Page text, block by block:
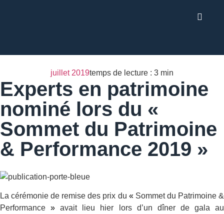
juillet 2019temps de lecture : 3 min
Experts en patrimoine
nominé lors du «
Sommet du Patrimoine
& Performance 2019 »
La cérémonie de remise des prix du « Sommet du Patrimoine &
Performance» avait lieu hier lors d’un dîner de gala au